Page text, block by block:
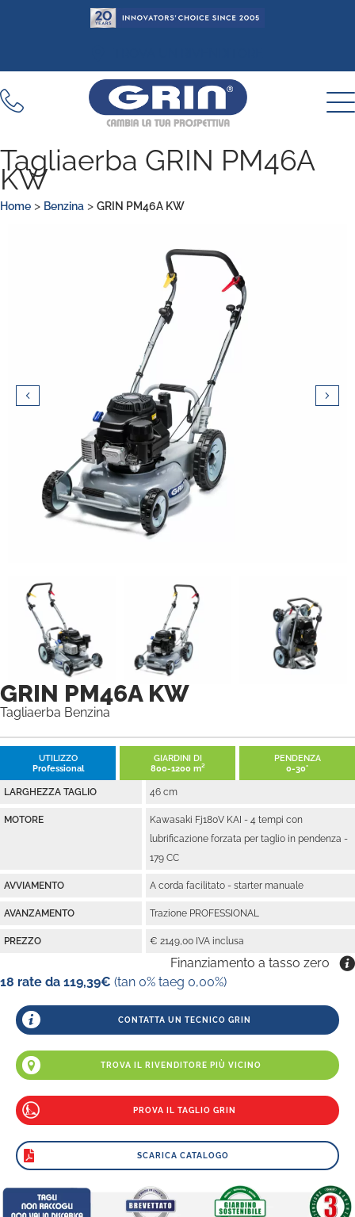
Tagliaerba GRIN PM46A
KW
Home > Benzina > GRIN PM46A KW
GRIN PM46A KW
Tagliaerba Benzina
UTILIZZO
Professional
GIARDINI DI
800-1200 m²
PENDENZA
0-30°
LARGHEZZA TAGLIO 46 cm
MOTORE
Kawasaki Fj180V KAI - 4 tempi con
lubrificazione forzata per taglio in pendenza -
179 CC
AVVIAMENTO A corda facilitato - starter manuale
AVANZAMENTO Trazione PROFESSIONAL
PREZZO € 2149,00 IVA inclusa
Finanziamento a tasso zero
18 rate da 119,39€ (tan 0% taeg 0,00%)
CONTATTA UN TECNICO GRIN
TROVA IL RIVENDITORE PIÙ VICINO
PROVA IL TAGLIO GRIN
SCARICA CATALOGO